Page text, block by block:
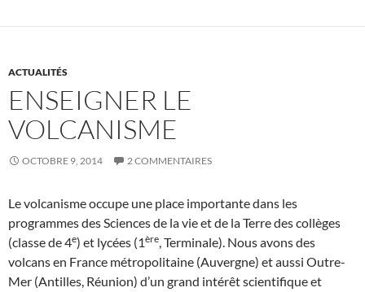
ACTUALITÉS
ENSEIGNER LE
VOLCANISME
OCTOBRE 9, 2014 2 COMMENTAIRES
Le volcanisme occupe une place importante dans les
programmes des Sciences de la vie et de la Terre des collèges
(classe de 4e) et lycées (1ère, Terminale). Nous avons des
volcans en France métropolitaine (Auvergne) et aussi Outre-
Mer (Antilles, Réunion) d’un grand intérêt scientifique et